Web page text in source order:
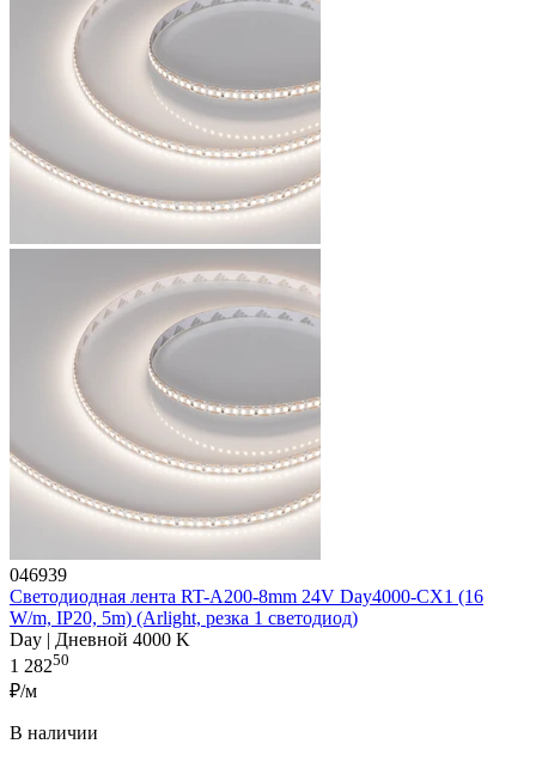
046939
Светодиодная лента RT-A200-8mm 24V Day4000-CX1 (16
W/m, IP20, 5m) (Arlight, резка 1 светодиод)
Day | Дневной 4000 K
1 28250
₽/м
В наличии